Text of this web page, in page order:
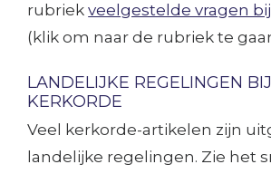
rubriekveelgestelde vragen
(klik om naar de rubriek te
LANDELIJKE REGELINGEN
KERKORDE
Veel kerkorde-artikelen zijn
landelijke regelingen. Zie het